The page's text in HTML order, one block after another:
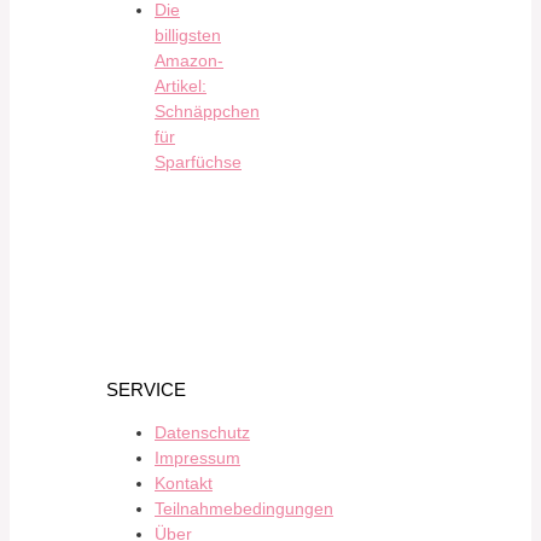
Die
billigsten
Amazon-
Artikel:
Schnäppchen
für
Sparfüchse
SERVICE
Datenschutz
Impressum
Kontakt
Teilnahmebedingungen
Über